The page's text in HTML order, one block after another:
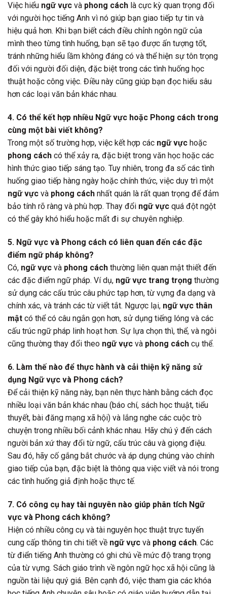
Việc hiểu ngữ vực và phong cách là cực kỳ quan trọng đối
với người học tiếng Anh vì nó giúp bạn giao tiếp tự tin và
hiệu quả hơn. Khi bạn biết cách điều chỉnh ngôn ngữ của
mình theo từng tình huống, bạn sẽ tạo được ấn tượng tốt,
tránh những hiểu lầm không đáng có và thể hiện sự tôn trọng
đối với người đối diện, đặc biệt trong các tình huống học
thuật hoặc công việc. Điều này cũng giúp bạn đọc hiểu sâu
hơn các loại văn bản khác nhau.
4. Có thể kết hợp nhiều Ngữ vực hoặc Phong cách trong
cùng một bài viết không?
Trong một số trường hợp, việc kết hợp các ngữ vực hoặc
phong cách có thể xảy ra, đặc biệt trong văn học hoặc các
hình thức giao tiếp sáng tạo. Tuy nhiên, trong đa số các tình
huống giao tiếp hàng ngày hoặc chính thức, việc duy trì một
ngữ vực và phong cách nhất quán là rất quan trọng để đảm
bảo tính rõ ràng và phù hợp. Thay đổi ngữ vực quá đột ngột
có thể gây khó hiểu hoặc mất đi sự chuyên nghiệp.
5. Ngữ vực và Phong cách có liên quan đến các đặc
điểm ngữ pháp không?
Có, ngữ vực và phong cách thường liên quan mật thiết đến
các đặc điểm ngữ pháp. Ví dụ, ngữ vực trang trọng thường
sử dụng các cấu trúc câu phức tạp hơn, từ vựng đa dạng và
chính xác, và tránh các từ viết tắt. Ngược lại, ngữ vực thân
mật có thể có câu ngắn gọn hơn, sử dụng tiếng lóng và các
cấu trúc ngữ pháp linh hoạt hơn. Sự lựa chọn thì, thể, và ngôi
cũng thường thay đổi theo ngữ vực và phong cách cụ thể.
6. Làm thế nào để thực hành và cải thiện kỹ năng sử
dụng Ngữ vực và Phong cách?
Để cải thiện kỹ năng này, bạn nên thực hành bằng cách đọc
nhiều loại văn bản khác nhau (báo chí, sách học thuật, tiểu
thuyết, bài đăng mạng xã hội) và lắng nghe các cuộc trò
chuyện trong nhiều bối cảnh khác nhau. Hãy chú ý đến cách
người bản xứ thay đổi từ ngữ, cấu trúc câu và giọng điệu.
Sau đó, hãy cố gắng bắt chước và áp dụng chúng vào chính
giao tiếp của bạn, đặc biệt là thông qua việc viết và nói trong
các tình huống giả định hoặc thực tế.
7. Có công cụ hay tài nguyên nào giúp phân tích Ngữ
vực và Phong cách không?
Hiện có nhiều công cụ và tài nguyên học thuật trực tuyến
cung cấp thông tin chi tiết về ngữ vực và phong cách. Các
từ điển tiếng Anh thường có ghi chú về mức độ trang trọng
của từ vựng. Sách giáo trình về ngôn ngữ học xã hội cũng là
nguồn tài liệu quý giá. Bên cạnh đó, việc tham gia các khóa